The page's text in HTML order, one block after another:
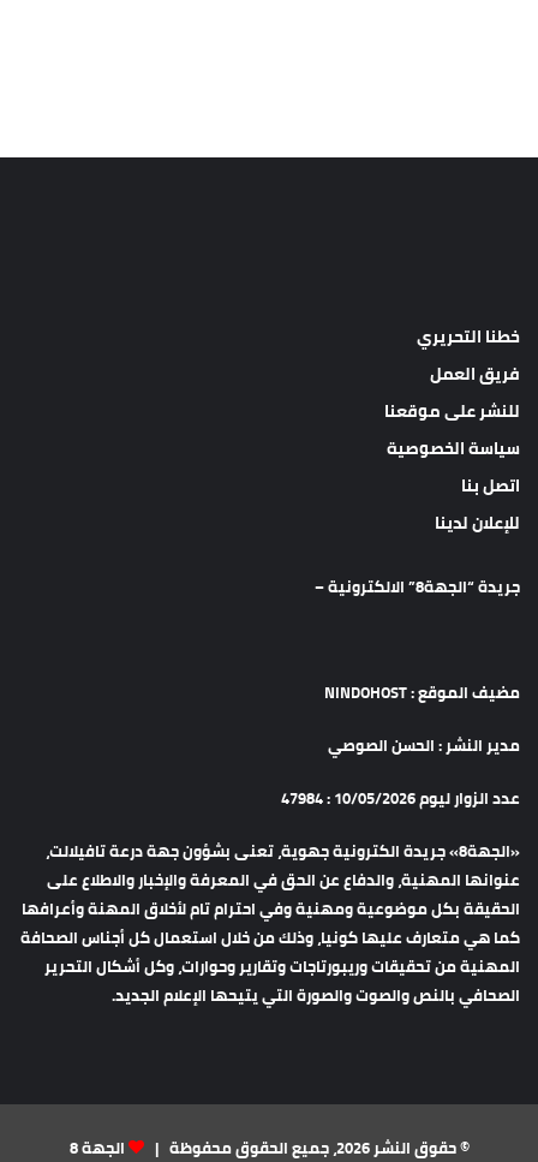
خطنا التحريري
فريق العمل
للنشر على موقعنا
سياسة الخصوصية
اتصل بنا
للإعلان لدينا
جريدة “الجهة8” الالكترونية –
مضيف الموقع : NINDOHOST
مدير النشر : الحسن الصوصي
عدد الزوار ليوم 10/05/2026 : 47984
«الجهة8» جريدة الكترونية جهوية، تعنى بشؤون جهة درعة تافيلالت،
عنوانها المهنية، والدفاع عن الحق في المعرفة والإخبار والاطلاع على
الحقيقة بكل موضوعية ومهنية وفي احترام تام لأخلاق المهنة وأعرافها
كما هي متعارف عليها كونيا، وذلك من خلال استعمال كل أجناس الصحافة
المهنية من تحقيقات وريبورتاجات وتقارير وحوارات، وكل أشكال التحرير
الصحافي بالنص والصوت والصورة التي يتيحها الإعلام الجديد.
© حقوق النشر 2026، جميع الحقوق محفوظة | الجهة 8